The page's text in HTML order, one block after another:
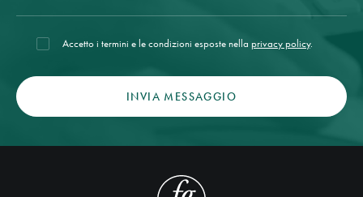
Accetto i termini e le condizioni esposte nella privacy policy.